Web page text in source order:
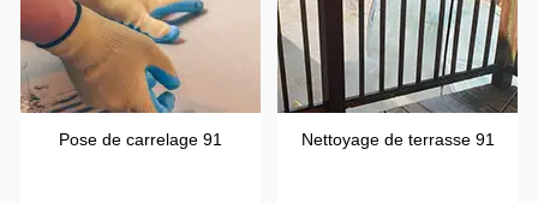
Pose de carrelage 91 Nettoyage de terrasse 91